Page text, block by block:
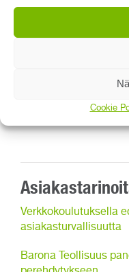
Cookie
seuraamaan
hakeutumaan itse
Digitaalinen
piirissä, ja
suunnitellaan myös
Vaasan
Verkkokoulutuksella
asiakasturvallisuutta
Barona Teollisuus